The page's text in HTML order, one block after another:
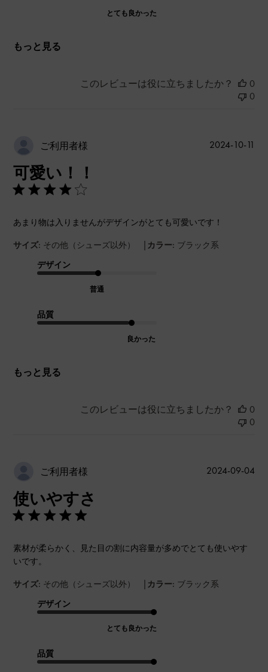
とても良かった
もっと見る
このレビューは役に立ちましたか？
0
0
ご利用者様
可愛い！！
あまり物は入りませんがデザインがとても可愛いです！
サイズ: その他（シューズ以外） | カラー: ブラック系
デザイン
普通
品質
良かった
もっと見る
2024-10-11
このレビューは役に立ちましたか？
0
0
ご利用者様
使いやすさ
素材が柔らかく、見た目の割に内容量が多めでとても使いやす
いです。
サイズ: その他（シューズ以外） | カラー: ブラック系
デザイン
とても良かった
品質
公
2024-09-04